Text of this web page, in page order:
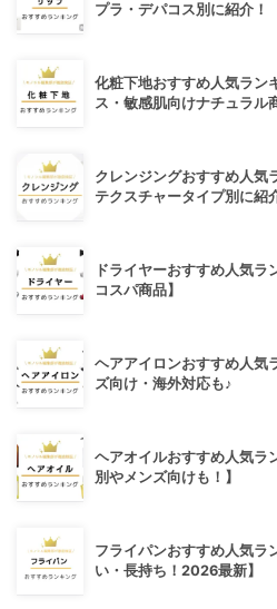
プラ・デパコス別に紹介！
化粧下地おすすめ人気ラン
ス・敏感肌向けナチュラル
クレンジングおすすめ人気
テクスチャータイプ別に紹
ドライヤーおすすめ人気ラ
コスパ商品】
ヘアアイロンおすすめ人気
ズ向け・海外対応も♪
ヘアオイルおすすめ人気ラ
別やメンズ向けも！】
フライパンおすすめ人気ラ
い・長持ち！2026最新】